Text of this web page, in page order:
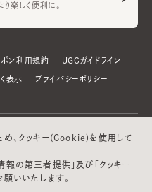
楽しく便利に。
ポン利用規約 UGCガイドライン
表示 プライバシーポリシー
め、クッキー(Cookie)を使用して
報の第三者提供」及び「クッキー
いいたします。